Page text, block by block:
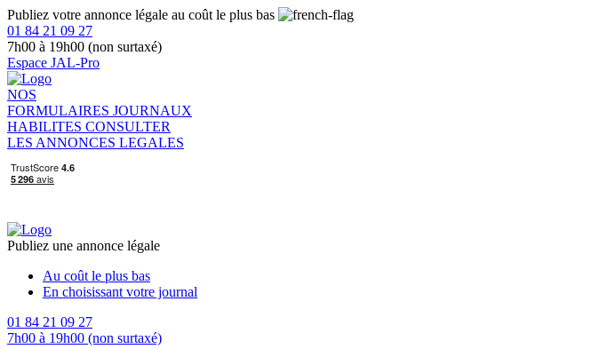
Publiez votre annonce légale au coût le plus bas
01 84 21 09 27
7h00 à 19h00 (non surtaxé)
Espace JAL-Pro
NOS
FORMULAIRES JOURNAUX
HABILITES CONSULTER
LES ANNONCES LEGALES
Publiez une annonce légale
Au coût le plus bas
En choisissant votre journal
01 84 21 09 27
7h00 à 19h00 (non surtaxé)